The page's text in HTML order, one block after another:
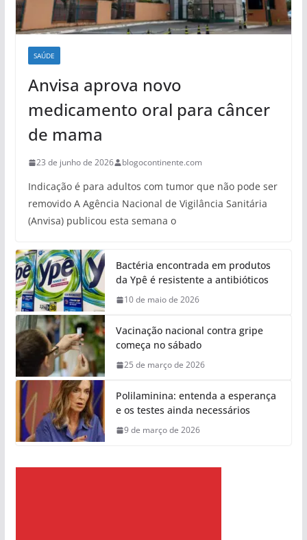
SAÚDE
Anvisa aprova novo
medicamento oral para câncer
de mama
23 de junho de 2026 blogocontinente.com
Indicação é para adultos com tumor que não pode ser
removido A Agência Nacional de Vigilância Sanitária
(Anvisa) publicou esta semana o
Bactéria encontrada em produtos
da Ypê é resistente a antibióticos
10 de maio de 2026
Vacinação nacional contra gripe
começa no sábado
25 de março de 2026
Polilaminina: entenda a esperança
e os testes ainda necessários
9 de março de 2026